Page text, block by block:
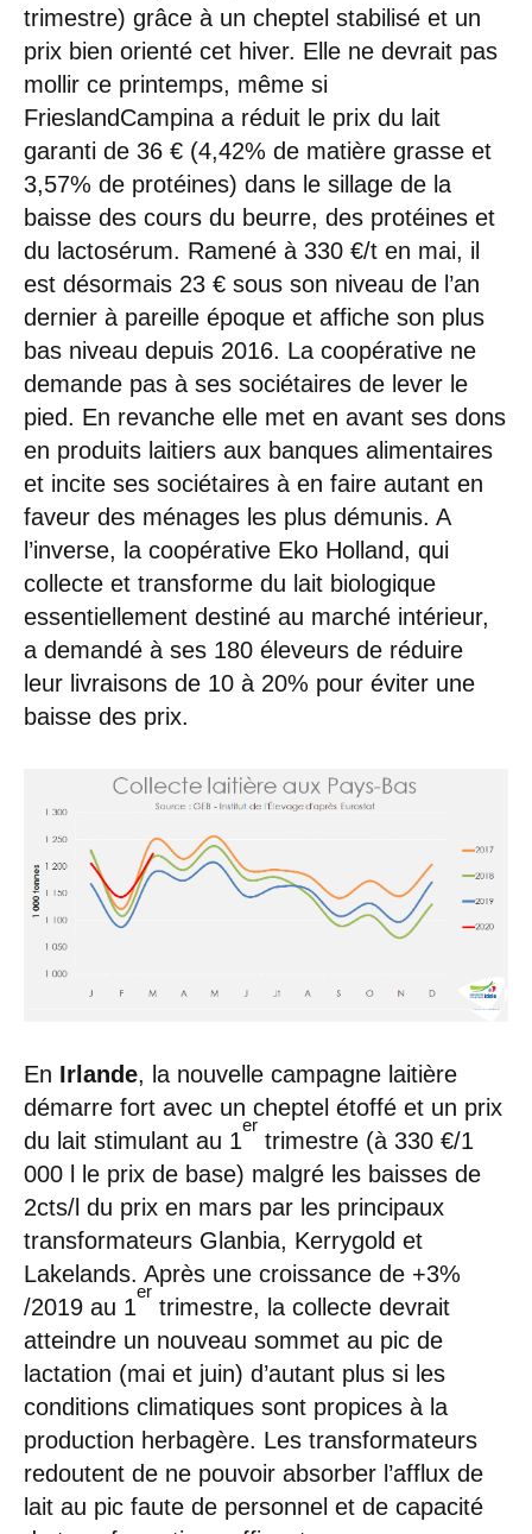
trimestre) grâce à un cheptel stabilisé et un
prix bien orienté cet hiver. Elle ne devrait pas
mollir ce printemps, même si
FrieslandCampina a réduit le prix du lait
garanti de 36 € (4,42% de matière grasse et
3,57% de protéines) dans le sillage de la
baisse des cours du beurre, des protéines et
du lactosérum. Ramené à 330 €/t en mai, il
est désormais 23 € sous son niveau de l’an
dernier à pareille époque et affiche son plus
bas niveau depuis 2016. La coopérative ne
demande pas à ses sociétaires de lever le
pied. En revanche elle met en avant ses dons
en produits laitiers aux banques alimentaires
et incite ses sociétaires à en faire autant en
faveur des ménages les plus démunis. A
l’inverse, la coopérative Eko Holland, qui
collecte et transforme du lait biologique
essentiellement destiné au marché intérieur,
a demandé à ses 180 éleveurs de réduire
leur livraisons de 10 à 20% pour éviter une
baisse des prix.
En Irlande, la nouvelle campagne laitière
démarre fort avec un cheptel étoffé et un prix
du lait stimulant au 1
er
trimestre (à 330 €/1
000 l le prix de base) malgré les baisses de
2cts/l du prix en mars par les principaux
transformateurs Glanbia, Kerrygold et
Lakelands. Après une croissance de +3%
/2019 au 1
er
trimestre, la collecte devrait
atteindre un nouveau sommet au pic de
lactation (mai et juin) d’autant plus si les
conditions climatiques sont propices à la
production herbagère. Les transformateurs
redoutent de ne pouvoir absorber l’afflux de
lait au pic faute de personnel et de capacité